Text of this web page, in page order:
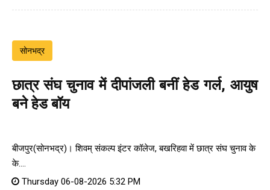
सोनभद्र
छात्र संघ चुनाव में दीपांजली बनीं हेड गर्ल, आयुष
बने हेड बॉय
बीजपुर(सोनभद्र)। शिवम् संकल्प इंटर कॉलेज, बखरिहवा में छात्र संघ चुनाव के
के....
Thursday 06-08-2026 5:32 PM